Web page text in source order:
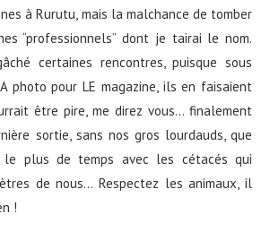
à Rurutu, mais la malchance de tomber
“professionnels” dont je tairai le nom.
certaines rencontres, puisque sous
photo pour LE magazine, ils en faisaient
être pire, me direz vous… finalement
sortie, sans nos gros lourdauds, que
le plus de temps avec les cétacés qui
de nous… Respectez les animaux, il
!